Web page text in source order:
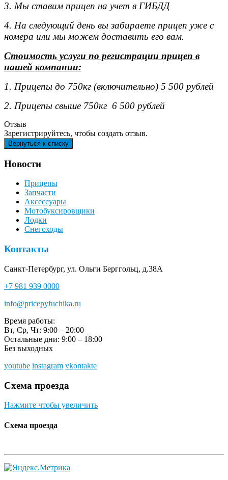
3. Мы ставим прицеп на учет в ГИБДД
4. На следующий день вы забираете прицеп уже с
номера или мы можем доставить его вам.
Стоимость услуги по регистрации прицеп в
нашей компании:
1. Прицепы до 750кг (включительно) 5 500 рублей
2. Прицепы свыше 750кг 6 500 рублей
Отзыв
Зарегистрируйтесь, чтобы создать отзыв.
Новости
Прицепы
Запчасти
Аксессуары
Мотобуксировщики
Лодки
Снегоходы
Контакты
Санкт-Петербург, ул. Ольги Берггольц, д.38А
+7 981 939 0000
info@pricepyfuchika.ru
Время работы:
Вт, Ср, Чт: 9:00 – 20:00
Остальные дни: 9:00 – 18:00
Без выходных
youtube instagram vkontakte
Схема проезда
Нажмите чтобы увеличить
Схема проезда